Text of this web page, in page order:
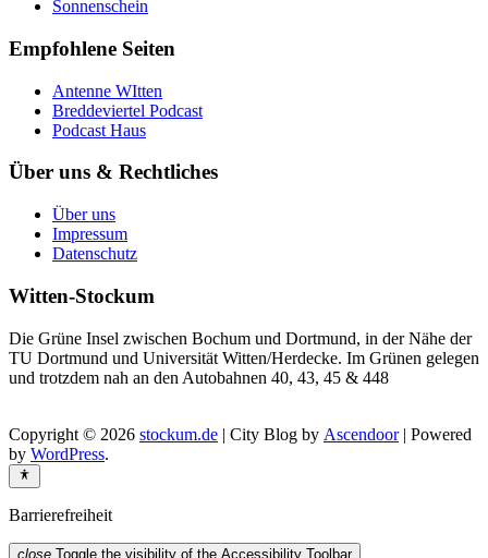
Sonnenschein
Empfohlene Seiten
Antenne WItten
Breddeviertel Podcast
Podcast Haus
Über uns & Rechtliches
Über uns
Impressum
Datenschutz
Witten-Stockum
Die Grüne Insel zwischen Bochum und Dortmund, in der Nähe der
TU Dortmund und Universität Witten/Herdecke. Im Grünen gelegen
und trotzdem nah an den Autobahnen 40, 43, 45 & 448
Copyright © 2026 stockum.de | City Blog by Ascendoor| Powered
by WordPress.
Barrierefreiheit
close Toggle the visibility of the Accessibility Toolbar